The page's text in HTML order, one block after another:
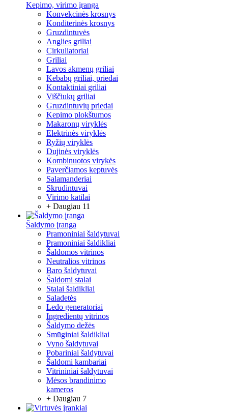
Kepimo, virimo įranga
Konvekcinės krosnys
Konditerinės krosnys
Gruzdintuvės
Anglies griliai
Cirkuliatoriai
Griliai
Lavos akmenų griliai
Kebabų griliai, priedai
Kontaktiniai griliai
Viščiukų griliai
Gruzdintuvių priedai
Kepimo plokštumos
Makaronų viryklės
Elektrinės viryklės
Ryžių viryklės
Dujinės viryklės
Kombinuotos virykės
Paverčiamos keptuvės
Salamanderiai
Skrudintuvai
Virimo katilai
+ Daugiau 11
Šaldymo įranga
Pramoniniai šaldytuvai
Pramoniniai šaldikliai
Šaldomos vitrinos
Neutralios vitrinos
Baro šaldytuvai
Šaldomi stalai
Stalai šaldikliai
Saladetės
Ledo generatoriai
Ingredientų vitrinos
Šaldymo dežės
Smūginiai šaldikliai
Vyno šaldytuvai
Pobariniai šaldytuvai
Šaldomi kambariai
Vitrininiai šaldytuvai
Mėsos brandinimo
kameros
+ Daugiau 7